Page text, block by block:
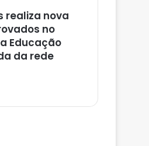
realiza nova
no
Educação
da rede